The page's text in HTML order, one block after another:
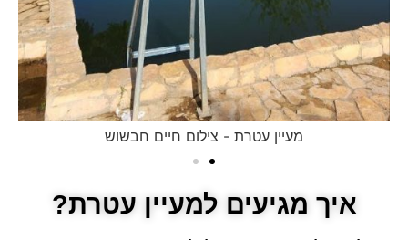
מעיין עטרת - צילום חיים חבשוש
איך מגיעים למעיין עטרת?